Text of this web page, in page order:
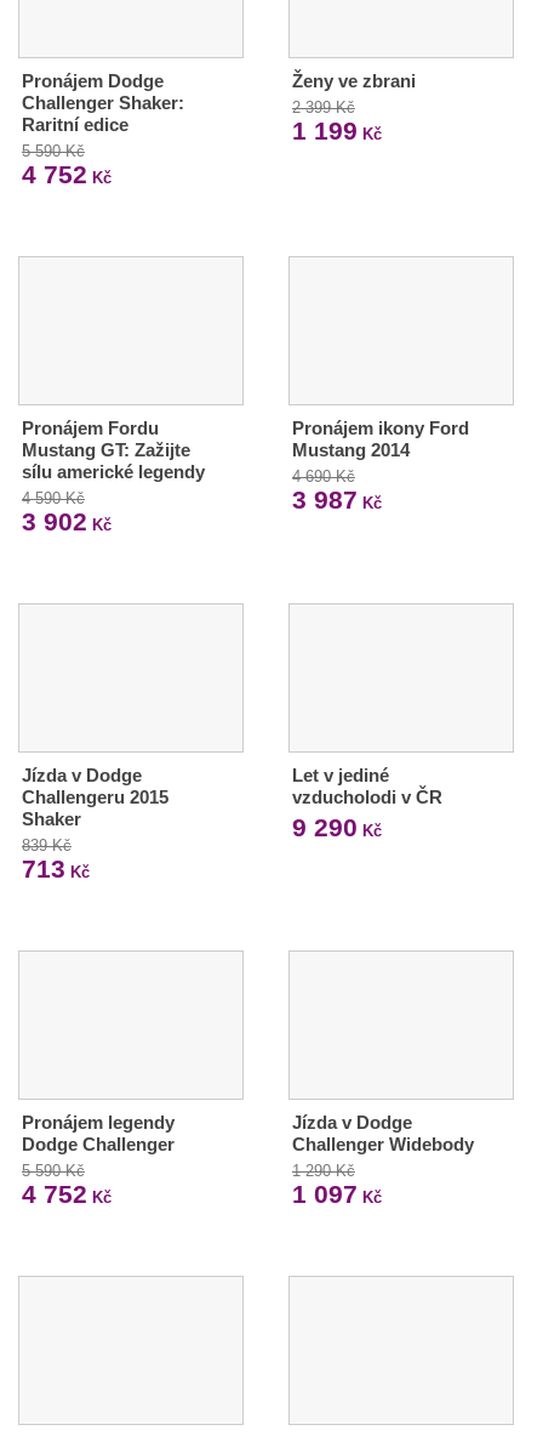
Pronájem Dodge
Challenger Shaker:
Raritní edice
5 590 Kč
4 752 Kč
Ženy ve zbrani
2 399 Kč
1 199 Kč
Pronájem Fordu
Mustang GT: Zažijte
sílu americké legendy
4 590 Kč
3 902 Kč
Pronájem ikony Ford
Mustang 2014
4 690 Kč
3 987 Kč
Jízda v Dodge
Challengeru 2015
Shaker
839 Kč
713 Kč
Let v jediné
vzducholodi v ČR
9 290 Kč
Pronájem legendy
Dodge Challenger
5 590 Kč
4 752 Kč
Jízda v Dodge
Challenger Widebody
1 290 Kč
1 097 Kč